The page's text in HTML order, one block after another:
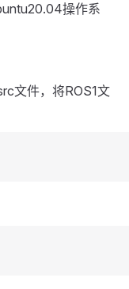
操作系
文件，将ROS1文